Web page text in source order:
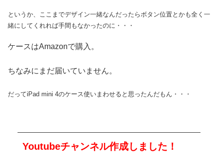
というか、ここまでデザイン一緒なんだったらボタン位置とかも全く一
緒にしてくれれば手間もなかったのに・・・
ケースはAmazonで購入。
ちなみにまだ届いていません。
だってiPad mini 4のケース使いまわせると思ったんだもん・・・
Youtubeチャンネル作成しました！